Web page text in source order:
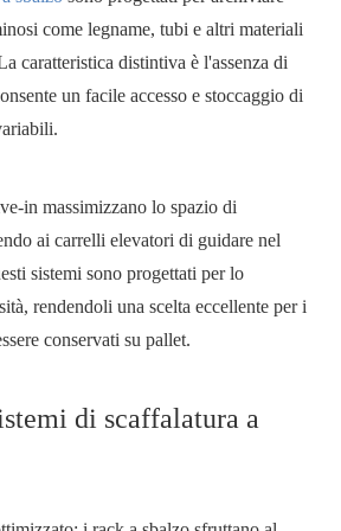
come legname, tubi e altri materiali
caratteristica distintiva è l'assenza di
un facile accesso e stoccaggio di
in massimizzano lo spazio di
ai carrelli elevatori di guidare nel
sistemi sono progettati per lo
rendendoli una scelta eccellente per i
conservati su pallet.
di scaffalatura a